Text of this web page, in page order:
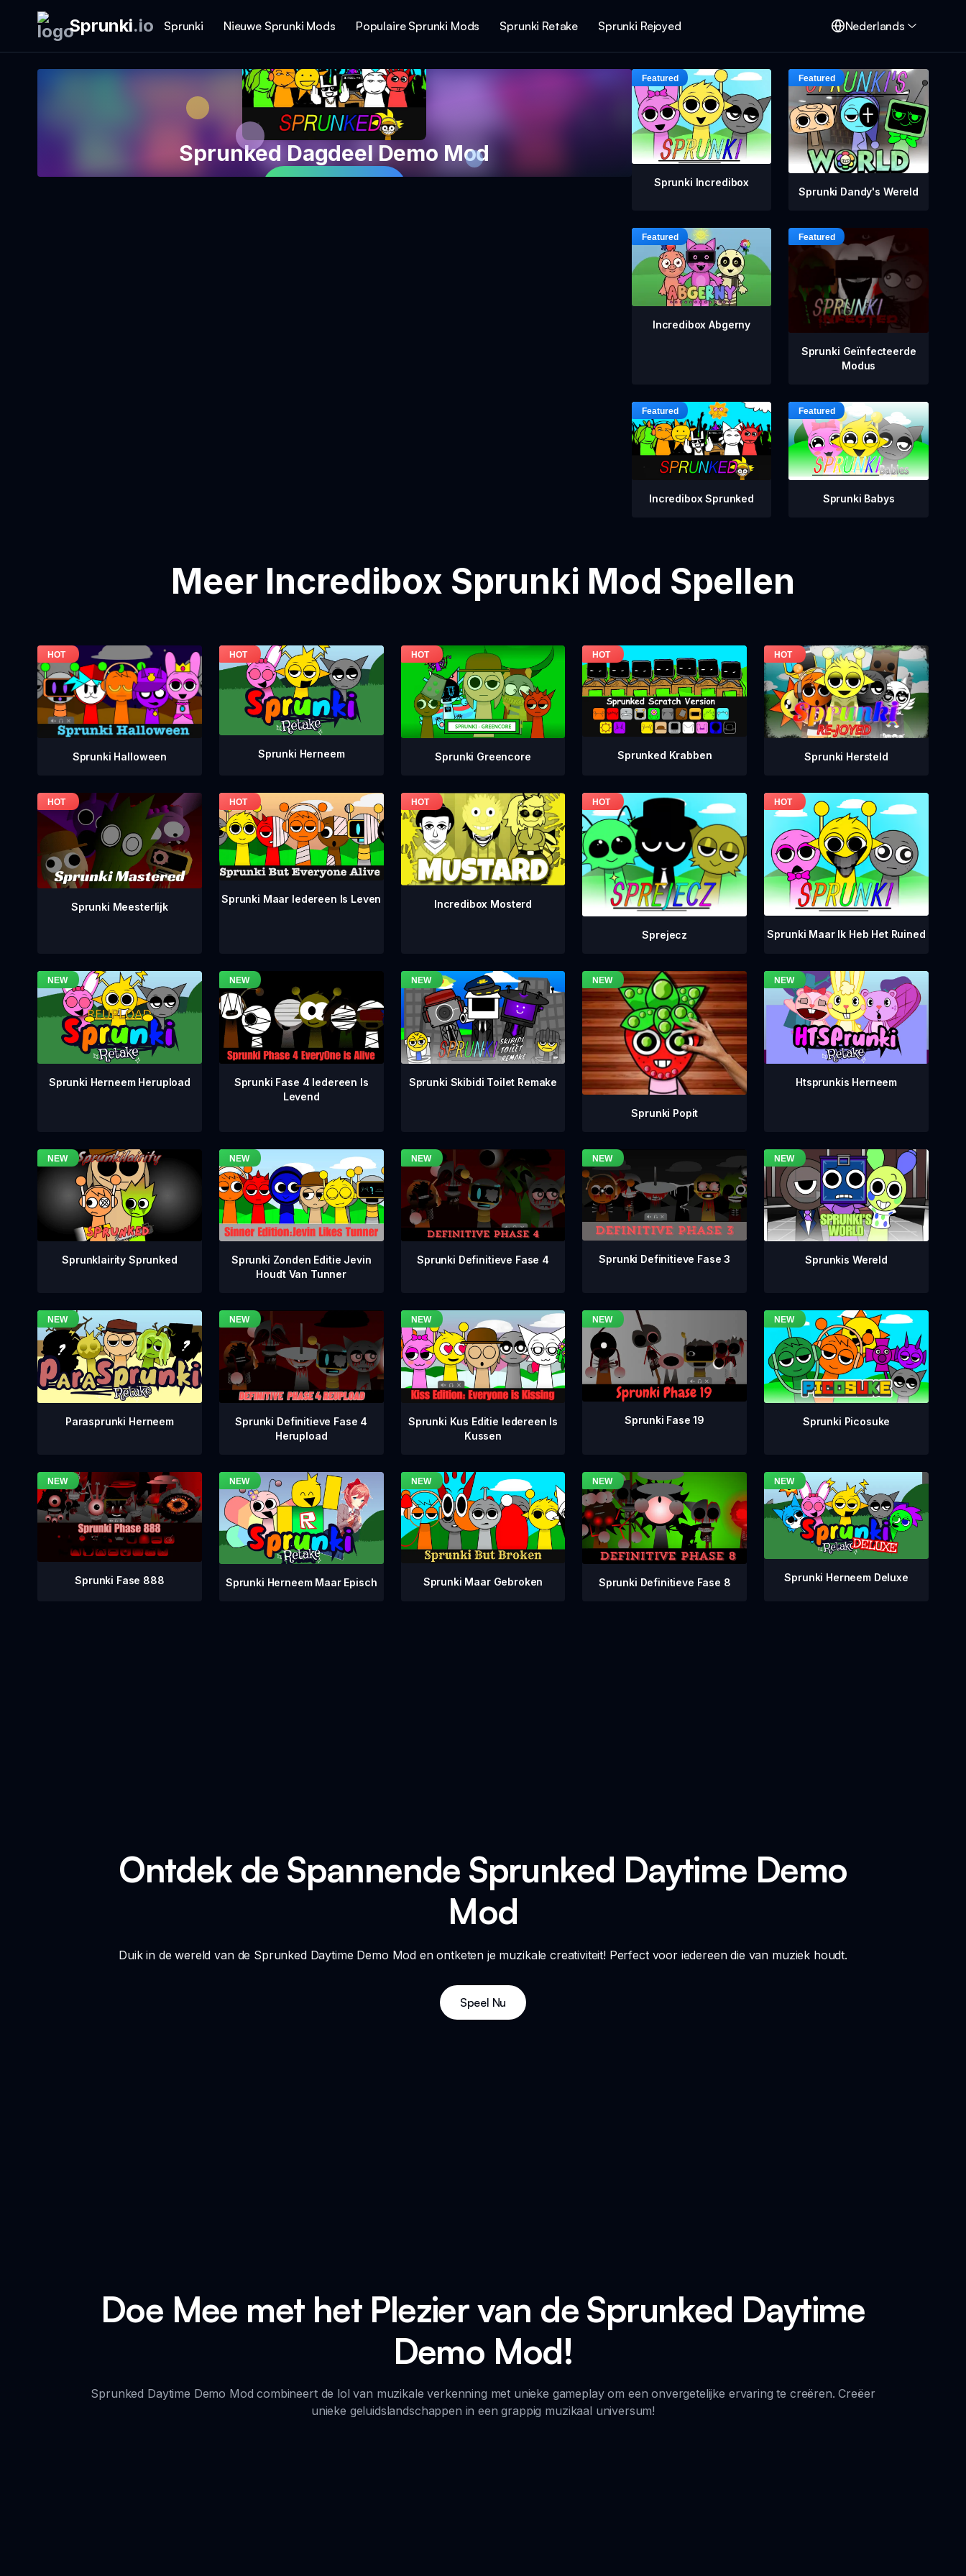
Sprunki.io Sprunki Nieuwe Sprunki Mods Populaire Sprunki Mods Sprunki Retake Sprunki Rejoyed Nederlands
Sprunked Dagdeel Demo Mod
Sprunki Incredibox
Sprunki Dandy's Wereld
Incredibox Abgerny
Sprunki Geïnfecteerde
Modus
Incredibox Sprunked Sprunki Babys
Meer Incredibox Sprunki Mod Spellen
Sprunki Halloween Sprunki Herneem Sprunki Greencore Sprunked Krabben Sprunki Hersteld
Sprunki Meesterlijk
Sprunki Maar Iedereen Is Leven Incredibox Mosterd
Sprejecz Sprunki Maar Ik Heb Het Ruined
Sprunki Herneem Herupload
Sprunki Fase 4 Iedereen Is
Levend
Sprunki Skibidi Toilet Remake
Sprunki Popit
Htsprunkis Herneem
Sprunklairity Sprunked
Sprunki Zonden Editie Jevin
Houdt Van Tunner
Sprunki Definitieve Fase 4 Sprunki Definitieve Fase 3 Sprunkis Wereld
Parasprunki Herneem
Sprunki Definitieve Fase 4
Herupload
Sprunki Kus Editie Iedereen Is
Kussen
Sprunki Fase 19 Sprunki Picosuke
Sprunki Fase 888 Sprunki Herneem Maar Episch Sprunki Maar Gebroken Sprunki Definitieve Fase 8 Sprunki Herneem Deluxe
Ontdek de Spannende Sprunked Daytime Demo
Mod
Duik in de wereld van de Sprunked Daytime Demo Mod en ontketen je muzikale creativiteit! Perfect voor iedereen die van muziek houdt.
Speel Nu
Doe Mee met het Plezier van de Sprunked Daytime
Demo Mod!
Sprunked Daytime Demo Mod combineert de lol van muzikale verkenning met unieke gameplay om een onvergetelijke ervaring te creëren. Creëer
unieke geluidslandschappen in een grappig muzikaal universum!